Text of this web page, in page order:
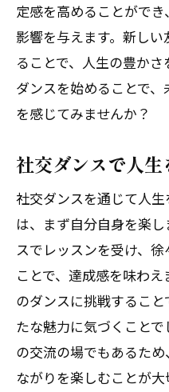
定感を高めることがで
影響を与えます。新し
ることで、人生の豊か
ダンスを始めることで
を感じてみませんか？
社交ダンスで人生
社交ダンスを通じて人
は、まず自分自身を楽
スでレッスンを受け、
ことで、達成感を味わ
のダンスに挑戦するこ
たな魅力に気づくこと
の交流の場でもあるた
ながりを楽しむことが